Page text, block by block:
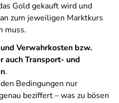
Gold gekauft wird und
zum jeweiligen Marktkurs
muss.
Verwahrkosten bzw.
auch Transport- und
.
Bedingungen nur
beziffert – was zu bösen